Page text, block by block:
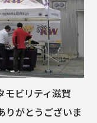
モビリティ滋賀
りがとうございま